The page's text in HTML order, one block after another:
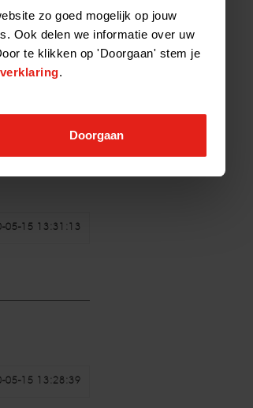
zo goed mogelijk op jouw
Ook delen we informatie over uw
te klikken op 'Doorgaan' stem je
.
Doorgaan
05-15 13:35:19
"goede
05-15 13:31:13
05-15 13:28:39